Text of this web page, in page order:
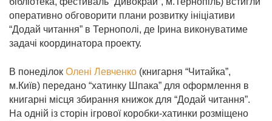
оперативно обговорити плани розвитку ініціативи
“Додай читання” в Тернополі, де Ірина виконуватиме
задачі координатора проекту.
В понеділок Олені Левченко (книгарня “Читайка”,
м.Київ) передано “хатинку Шпака” для оформлення в
книгарні місця збирання книжок для “Додай читання”.
На одній із сторін ігрової коробки-хатинки розміщено